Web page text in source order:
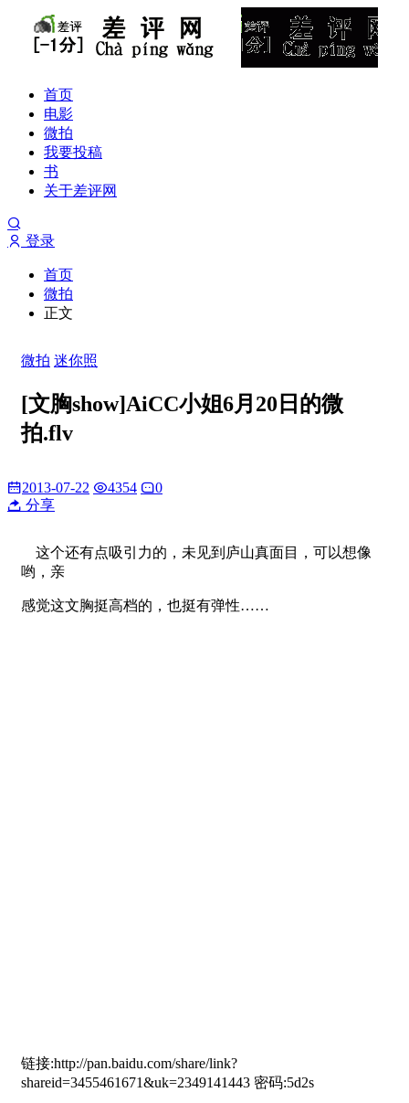
首页
电影
微拍
我要投稿
书
关于差评网
登录
首页
微拍
正文
微拍 迷你照
[文胸show]AiCC小姐6月20日的微
拍.flv
2013-07-22 4354
0
分享
这个还有点吸引力的，未见到庐山真面目，可以想像
哟，亲
感觉这文胸挺高档的，也挺有弹性……
链接:http://pan.baidu.com/share/link?
shareid=3455461671&uk=2349141443 密码:5d2s